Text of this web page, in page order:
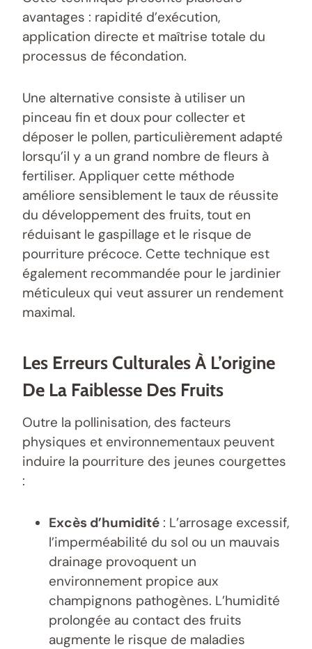
avantages : rapidité d’exécution,
application directe et maîtrise totale du
processus de fécondation.
Une alternative consiste à utiliser un
pinceau fin et doux pour collecter et
déposer le pollen, particulièrement adapté
lorsqu’il y a un grand nombre de fleurs à
fertiliser. Appliquer cette méthode
améliore sensiblement le taux de réussite
du développement des fruits, tout en
réduisant le gaspillage et le risque de
pourriture précoce. Cette technique est
également recommandée pour le jardinier
méticuleux qui veut assurer un rendement
maximal.
Les Erreurs Culturales À L’origine
De La Faiblesse Des Fruits
Outre la pollinisation, des facteurs
physiques et environnementaux peuvent
induire la pourriture des jeunes courgettes
:
Excès d’humidité : L’arrosage excessif,
l’imperméabilité du sol ou un mauvais
drainage provoquent un
environnement propice aux
champignons pathogènes. L’humidité
prolongée au contact des fruits
augmente le risque de maladies